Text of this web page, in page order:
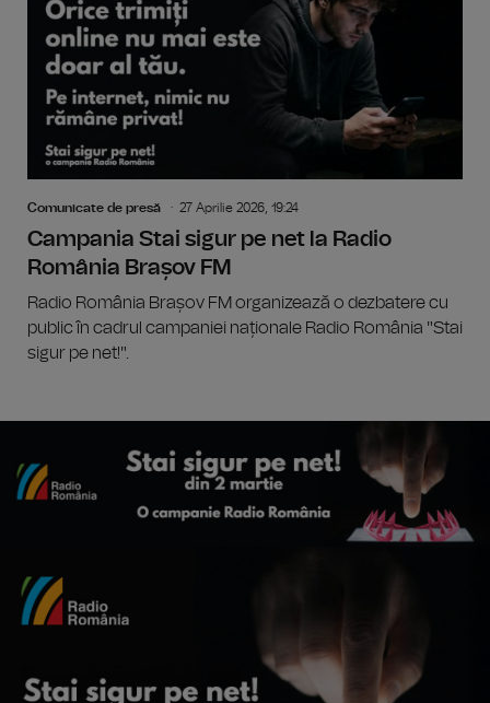
Comunicate de presă 27 Aprilie 2026, 19:24
Campania Stai sigur pe net la Radio
România Brașov FM
Radio România Brașov FM organizează o dezbatere cu
public în cadrul campaniei naționale Radio România "Stai
sigur pe net!".